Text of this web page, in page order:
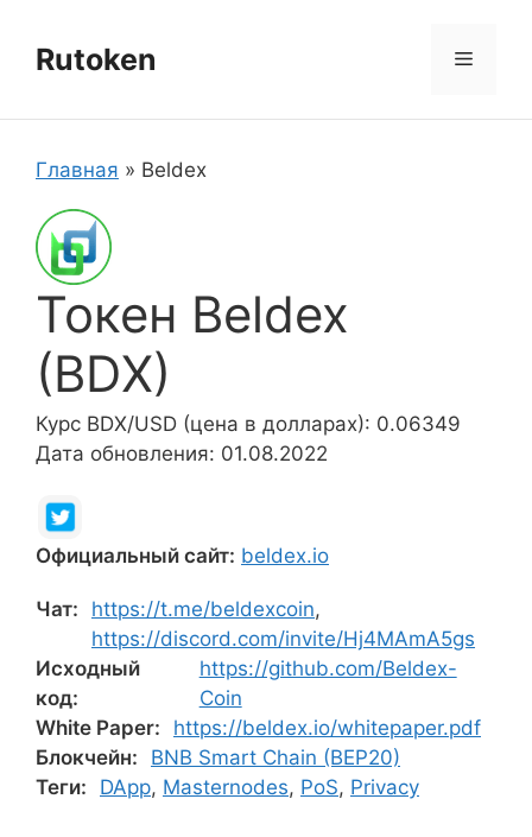
содержимому
Rutoken Меню
Главная » Beldex
Токен Beldex
(BDX)
Курс BDX/USD (цена в долларах): 0.06349
Дата обновления: 01.08.2022
Официальный сайт: beldex.io
Чат: https://t.me/beldexcoin,
https://discord.com/invite/Hj4MAmA5gs
Исходный
код:
https://github.com/Beldex-
Coin
White Paper:
https://beldex.io/whitepaper.pdf
Блокчейн:
BNB Smart Chain (BEP20)
Теги:
DApp, Masternodes, PoS, Privacy